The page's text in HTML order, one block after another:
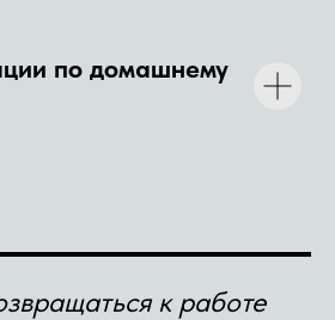
по домашнему
к работе